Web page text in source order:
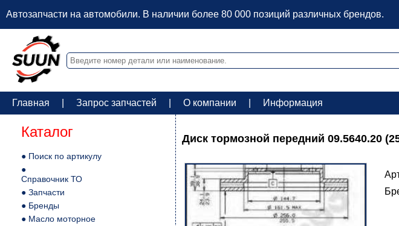
Автозапчасти на автомобили. В наличии более 80 000 позиций различных брендов.
Главная Запрос запчастей О компании Информация
Каталог
● Поиск по артикулу
●
Справочник ТО
● Запчасти
● Бренды
● Масло моторное
Диск тормозной передний 09.5640.20